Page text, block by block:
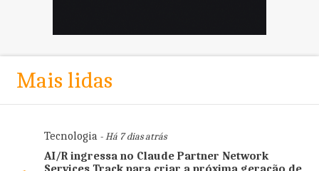
Mais lidas
Tecnologia- Há 7 dias atrás
AI/R ingressa no Claude Partner Network